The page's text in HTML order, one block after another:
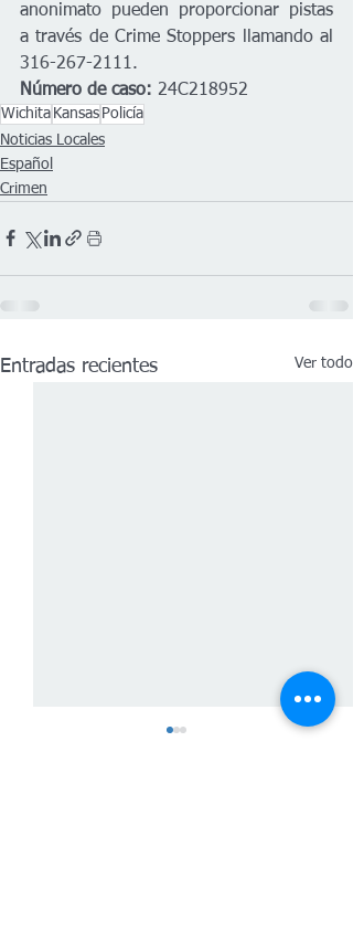
anonimato pueden proporcionar pistas
a través de Crime Stoppers llamando al
316-267-2111.
Número de caso: 24C218952
Wichita Kansas Policía
Noticias Locales
Español
Crimen
Entradas recientes Ver todo